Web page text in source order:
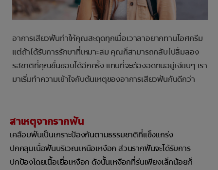
อาการเสียวฟันทำให้คุณสะดุดทุกเมื่อเวาลาอยากทานไอศกรีม
แต่ถ้าได้รับการรักษาที่เหมาะสม คุณก็สามารถกลับไปลิ้มลอง
รสชาติที่คุณชื่นชอบได้อีกครั้ง แทนที่จะต้องอดทนอยู่เงียบๆ เรา
มาเริ่มทำความเข้าใจกับต้นเหตุของอาการเสียวฟันกันดีกว่า
สาเหตุจากรากฟัน
เคลือบฟันเป็นเกราะป้องกันตามธรรมชาติที่แข็งแกร่ง
ปกคลุมเนื้อฟันบริเวณเหนือเหงือก ส่วนรากฟันจะได้รับการ
ปกป้องโดยเนื้อเยื่อเหงือก ดังนั้นเหงือกที่ร่นเพียงเล็กน้อยก็